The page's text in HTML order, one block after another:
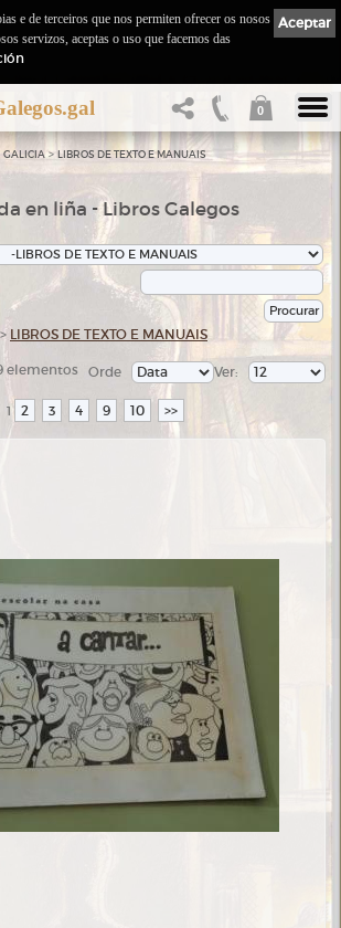
0
GALICIA> LIBROS DE TEXTO E MANUAIS
en liña - Libros Galegos
> LIBROS DE TEXTO E MANUAIS
elementos Ver:
Orde
1 2 3 4 9 10 >>
Aceptar
e de terceiros que nos permiten ofrecer os nosos
servizos, aceptas o uso que facemos das